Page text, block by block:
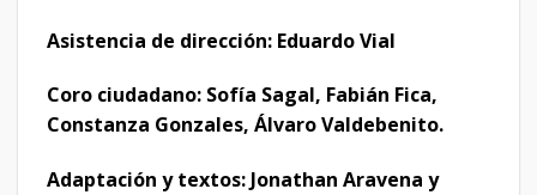
Asistencia de dirección: Eduardo Vial
Coro ciudadano: Sofía Sagal, Fabián Fica,
Constanza Gonzales, Álvaro Valdebenito.
Adaptación y textos: Jonathan Aravena y